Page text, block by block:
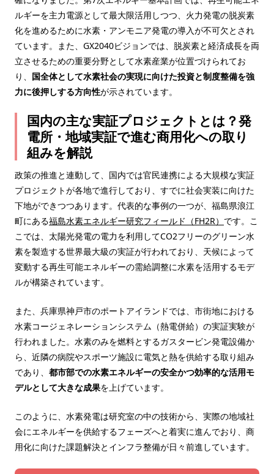
ルギーを主力電源として最大限活用しつつ、火力発電の脱炭素
化を進めるために水素・アンモニア発電の導入が不可欠とされ
ています。また、GX2040ビジョンでは、脱炭素と経済成長を両
立させるための重要分野として水素産業が位置づけられてお
り、 国全体として水素社会の実現に向けた投資と制度整備を強
力に後押しする方向性が示されています。
国内の主な実証プロジェクトとは？発
電所・地域実証で進む商用化への取り
組みを解説
政策の推進と連動して、国内では官民連携による大規模な実証
プロジェクトが各地で進行しており、すでに社会実装に向けた
下地ができつつあります。代表的な事例の一つが、福島県浪江
町にある福島水素エネルギー研究フィールド（FH2R） です。こ
こでは、太陽光発電の電力を利用してCO2フリーのグリーン水
素を製造する世界最大級の実証が行われており、天候によって
変動する再生可能エネルギーの需給調整に水素を活用するモデ
ルが構築されています。
また、兵庫県神戸市のポートアイランドでは、市街地における
水素コージェネレーションシステム（熱電併給）の実証実験が
行われました。水素のみを燃料とするガスタービン発電設備か
ら、近隣の病院やスポーツ施設に電気と熱を供給する取り組み
であり、 都市部での水素エネルギーの安全かつ効率的な活用モ
デルとして大きな成果を上げています。
このように、水素発電は研究室の中の技術から、実際の地域社
会にエネルギーを供給するフェーズへと着実に進んでおり、商
用化に向けた課題解決とインフラ整備が日々前進しています。